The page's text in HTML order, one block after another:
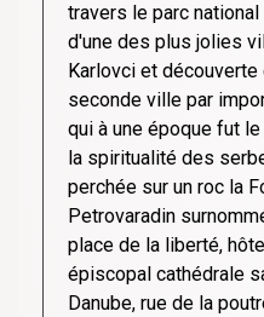
travers le parc
d'une des plus jolies
Karlovci et
seconde ville par
qui à une époque fut
la spiritualité des
perchée sur un roc la
Petrovaradin
place de la liberté,
épiscopal cathédrale
Danube, rue de la